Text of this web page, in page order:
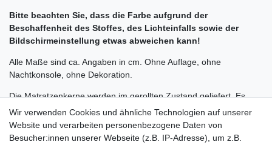
Bitte beachten Sie, dass die Farbe aufgrund der
Beschaffenheit des Stoffes, des Lichteinfalls sowie der
Bildschirmeinstellung etwas abweichen kann!
Alle Maße sind ca. Angaben in cm. Ohne Auflage, ohne
Nachtkonsole, ohne Dekoration.
Die Matratzenkerne werden im gerollten Zustand geliefert. Es
werden 2 Matratzenkerne in einen Matratzenbezug
hineingeschoben. Der Matratzenbezug wird mitgeliefert und ist
separat verpackt.
Wir verwenden Cookies und ähnliche Technologien auf unserer
Website und verarbeiten personenbezogene Daten von
Besucher:innen unserer Webseite (z.B. IP-Adresse), um z.B.